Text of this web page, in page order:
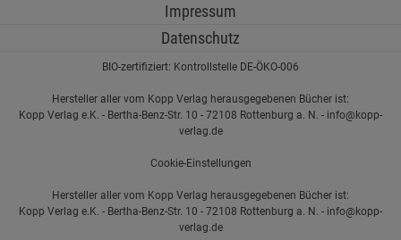
Impressum
Datenschutz
BIO-zertifiziert: Kontrollstelle DE-ÖKO-006
Hersteller aller vom Kopp Verlag herausgegebenen Bücher ist:
Kopp Verlag e.K. - Bertha-Benz-Str. 10 - 72108 Rottenburg a. N. - info@kopp-
verlag.de
Cookie-Einstellungen
Hersteller aller vom Kopp Verlag herausgegebenen Bücher ist:
Kopp Verlag e.K. - Bertha-Benz-Str. 10 - 72108 Rottenburg a. N. - info@kopp-
verlag.de
Cookie-Informationenanzeigen